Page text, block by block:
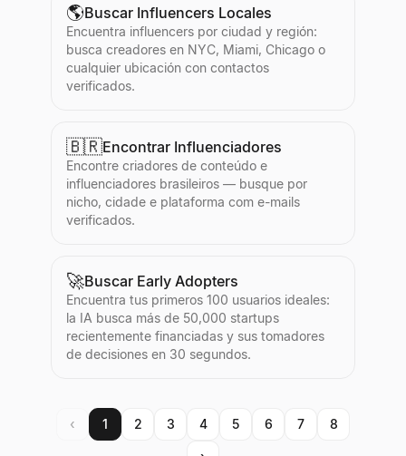
🌎Buscar Influencers Locales
Encuentra influencers por ciudad y región:
busca creadores en NYC, Miami, Chicago o
cualquier ubicación con contactos
verificados.
🇧🇷Encontrar Influenciadores
Encontre criadores de conteúdo e
influenciadores brasileiros — busque por
nicho, cidade e plataforma com e-mails
verificados.
🚀Buscar Early Adopters
Encuentra tus primeros 100 usuarios ideales:
la IA busca más de 50,000 startups
recientemente financiadas y sus tomadores
de decisiones en 30 segundos.
‹ 1 2 3 4 5 6 7 8